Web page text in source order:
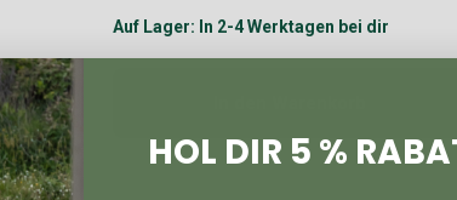
Auf Lager: In 2-4 Werktagen bei dir
HOL DIR 5 %